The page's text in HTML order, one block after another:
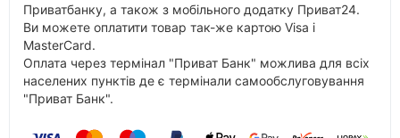
Приватбанку, а також з мобільного додатку Приват24.
Ви можете оплатити товар так-же картою Visa і
MasterCard.
Оплата через термінал "Приват Банк" можлива для всіх
населених пунктів де є термінали самообслуговування
"Приват Банк".